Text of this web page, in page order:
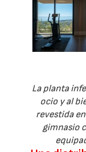
La planta
ocio y al
revestida
gimnasio